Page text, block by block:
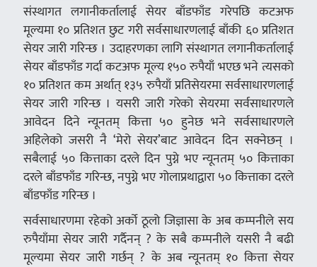
संस्थागत लगानीकर्तालाई सेयर बाँडफाँड गरेपछि कटअफ
मूल्यमा १० प्रतिशत छुट गरी सर्वसाधारणलाई बाँकी ६० प्रतिशत
सेयर जारी गरिन्छ । उदाहरणका लागि संस्थागत लगानीकर्तालाई
सेयर बाँडफाँड गर्दा कटअफ मूल्य १५० रुपैयाँ भएछ भने त्यसको
१० प्रतिशत कम अर्थात् १३५ रुपैयाँ प्रतिसेयरमा सर्वसाधारणलाई
सेयर जारी गरिन्छ । यसरी जारी गरेको सेयरमा सर्वसाधारणले
आवेदन दिने न्यूनतम् कित्ता ५० हुनेछ भने सर्वसाधारणले
अहिलेको जसरी नै ‘मेरो सेयर’बाट आवेदन दिन सक्नेछन् ।
सबैलाई ५० कित्ताका दरले दिन पुग्ने भए न्यूनतम् ५० कित्ताका
दरले बाँडफाँड गरिन्छ, नपुग्ने भए गोलाप्रथाद्वारा ५० कित्ताका दरले
बाँडफाँड गरिन्छ ।
सर्वसाधारणमा रहेको अर्को ठूलो जिज्ञासा के अब कम्पनीले सय
रुपैयाँमा सेयर जारी गर्दैनन् ? के सबै कम्पनीले यसरी नै बढी
मूल्यमा सेयर जारी गर्छन् ? के अब न्यूनतम् १० कित्ता सेयर